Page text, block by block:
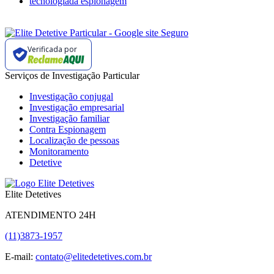
Verificada por
Serviços de Investigação Particular
Investigação conjugal
Investigação empresarial
Investigação familiar
Contra Espionagem
Localização de pessoas
Monitoramento
Detetive
Elite Detetives
ATENDIMENTO 24H
(11)3873-1957
E-mail: contato@elitedetetives.com.br